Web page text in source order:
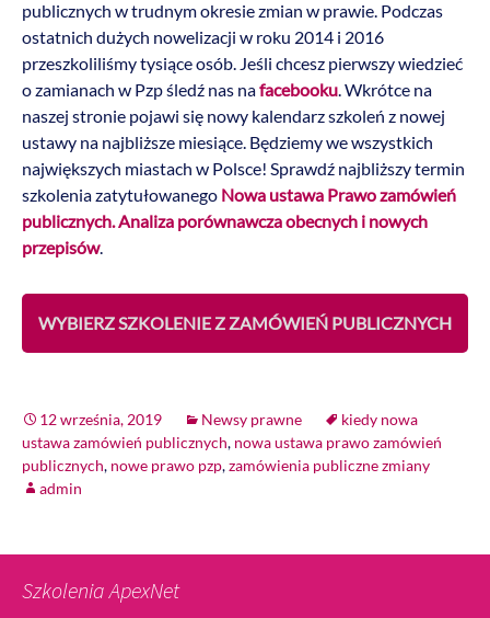
publicznych w trudnym okresie zmian w prawie. Podczas
ostatnich dużych nowelizacji w roku 2014 i 2016
przeszkoliliśmy tysiące osób. Jeśli chcesz pierwszy wiedzieć
o zamianach w Pzp śledź nas nafacebooku. Wkrótce na
naszej stronie pojawi się nowy kalendarz szkoleń z nowej
ustawy na najbliższe miesiące. Będziemy we wszystkich
największych miastach w Polsce! Sprawdź najbliższy termin
szkolenia zatytułowanego Nowa ustawa Prawo zamówień
publicznych. Analiza porównawcza obecnych i nowych
przepisów.
WYBIERZ SZKOLENIE Z ZAMÓWIEŃ PUBLICZNYCH
12 września, 2019 Newsy prawne
kiedy nowa
ustawa zamówień publicznych, nowa ustawa prawo zamówień
publicznych, nowe prawo pzp,zamówienia publiczne zmiany
admin
Szkolenia ApexNet